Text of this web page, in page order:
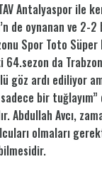
Antalyaspor ile
de oynanan ve 2-2
Spor Toto Süper
da
göz ardı ediliyor
bir
Abdullah Avcı,
olmaları